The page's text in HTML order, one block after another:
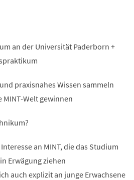
an der Universität Paderborn +
praxisnahes Wissen sammeln
Welt gewinnen
an MINT, die das Studium
Erwägung ziehen
auch explizit an junge Erwachsene